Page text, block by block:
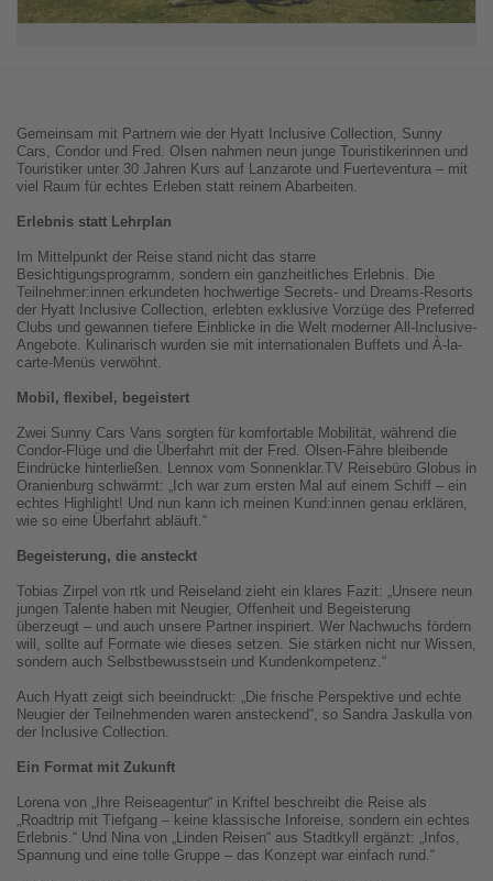
Gemeinsam mit Partnern wie der Hyatt Inclusive Collection, Sunny
Cars, Condor und Fred. Olsen nahmen neun junge Touristikerinnen und
Touristiker unter 30 Jahren Kurs auf Lanzarote und Fuerteventura – mit
viel Raum für echtes Erleben statt reinem Abarbeiten.
Erlebnis statt Lehrplan
Im Mittelpunkt der Reise stand nicht das starre
Besichtigungsprogramm, sondern ein ganzheitliches Erlebnis. Die
Teilnehmer:innen erkundeten hochwertige Secrets- und Dreams-Resorts
der Hyatt Inclusive Collection, erlebten exklusive Vorzüge des Preferred
Clubs und gewannen tiefere Einblicke in die Welt moderner All-Inclusive-
Angebote. Kulinarisch wurden sie mit internationalen Buffets und À-la-
carte-Menüs verwöhnt.
Mobil, flexibel, begeistert
Zwei Sunny Cars Vans sorgten für komfortable Mobilität, während die
Condor-Flüge und die Überfahrt mit der Fred. Olsen-Fähre bleibende
Eindrücke hinterließen. Lennox vom Sonnenklar.TV Reisebüro Globus in
Oranienburg schwärmt: „Ich war zum ersten Mal auf einem Schiff – ein
echtes Highlight! Und nun kann ich meinen Kund:innen genau erklären,
wie so eine Überfahrt abläuft.“
Begeisterung, die ansteckt
Tobias Zirpel von rtk und Reiseland zieht ein klares Fazit: „Unsere neun
jungen Talente haben mit Neugier, Offenheit und Begeisterung
überzeugt – und auch unsere Partner inspiriert. Wer Nachwuchs fördern
will, sollte auf Formate wie dieses setzen. Sie stärken nicht nur Wissen,
sondern auch Selbstbewusstsein und Kundenkompetenz.“
Auch Hyatt zeigt sich beeindruckt: „Die frische Perspektive und echte
Neugier der Teilnehmenden waren ansteckend“, so Sandra Jaskulla von
der Inclusive Collection.
Ein Format mit Zukunft
Lorena von „Ihre Reiseagentur“ in Kriftel beschreibt die Reise als
„Roadtrip mit Tiefgang – keine klassische Inforeise, sondern ein echtes
Erlebnis.“ Und Nina von „Linden Reisen“ aus Stadtkyll ergänzt: „Infos,
Spannung und eine tolle Gruppe – das Konzept war einfach rund.“